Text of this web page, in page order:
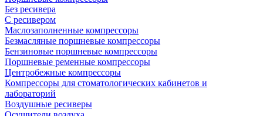
Без ресивера
С ресивером
Маслозаполненные компрессоры
Безмасляные поршневые компрессоры
Бензиновые поршневые компрессоры
Поршневые ременные компрессоры
Центробежные компрессоры
Компрессоры для стоматологических кабинетов и
лабораторий
Воздушные ресиверы